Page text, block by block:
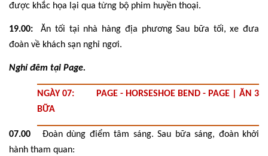
được khắc họa lại qua từng bộ phim huyền thoại.
19.00: Ăn tối tại nhà hàng địa phương Sau bữa tối, xe đưa
đoàn về khách sạn nghỉ ngơi.
Nghỉ đêm tại Page.
NGÀY 07: PAGE - HORSESHOE BEND - PAGE | ĂN 3
BỮA
07.00 Đoàn dùng điểm tâm sáng. Sau bữa sáng, đoàn khởi
hành tham quan: